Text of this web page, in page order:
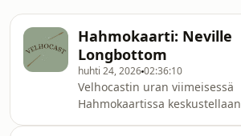
Hahmokaarti: Neville
Longbottom
huhti 24, 202602:36:10
Velhocastin uran viimeisessä
Hahmokaartissa keskustellaan